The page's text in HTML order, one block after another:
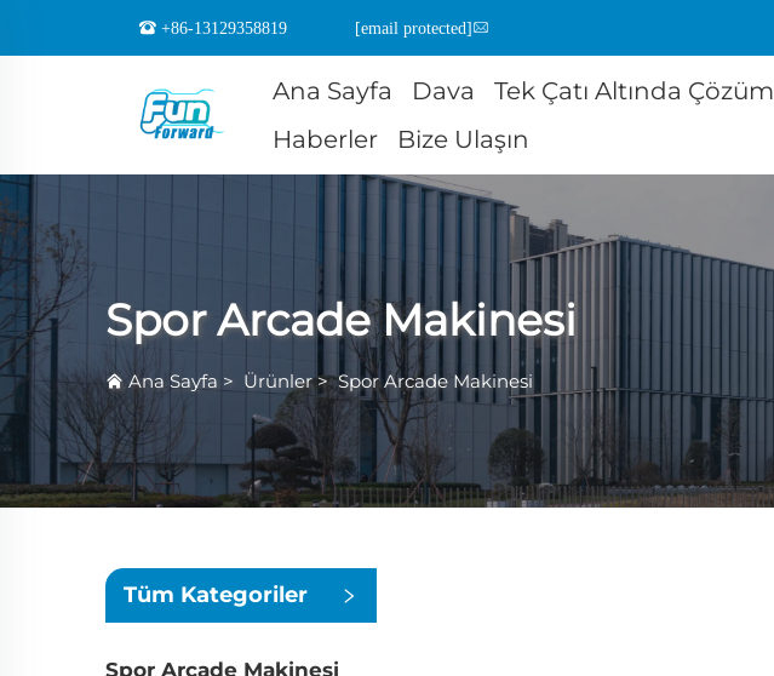
+86-13129358819 [email protected]
Ana Sayfa Dava Tek Çatı Altında Çözüm
Haberler
Bize Ulaşın
Spor Arcade Makinesi
Ana Sayfa > Ürünler>Spor Arcade Makinesi
Tüm Kategoriler
Spor Arcade Makinesi